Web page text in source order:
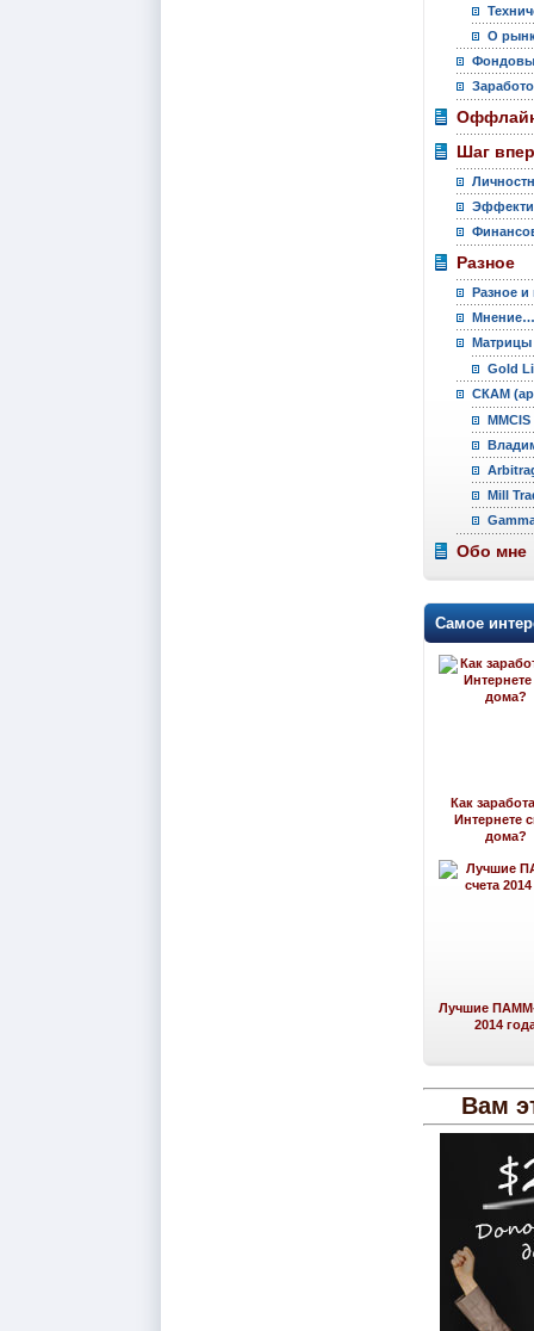
О
Шаг
Разное
Разное и
Мнение…
Матрицы
Gold
СКАМ
Mill
Обо мне
Самое
Как
Интернете
дома?
Лучшие ПАММ-
2014
Вам